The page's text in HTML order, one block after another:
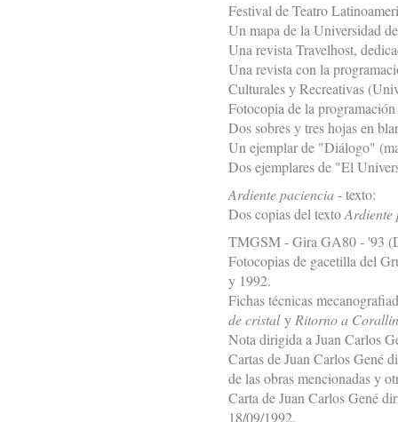
Festival de Teatro
Un mapa de la Universidad
Una revista Travelhost,
Una revista con la
Culturales y Recreativas
Fotocopia de la
Dos sobres y tres hojas en
Un ejemplar de "Diálogo"
Dos ejemplares de "El
Ardiente paciencia- texto:
Dos copias del textoArdiente
TMGSM - Gira GA80 - '93
Fotocopias de gacetilla del
y 1992.
Fichas técnicas
de cristaly Ritorno a
Nota dirigida a Juan Carlos
Cartas de Juan Carlos Gené
de las obras mencionadas y
Carta de Juan Carlos Gené
18/09/1992.